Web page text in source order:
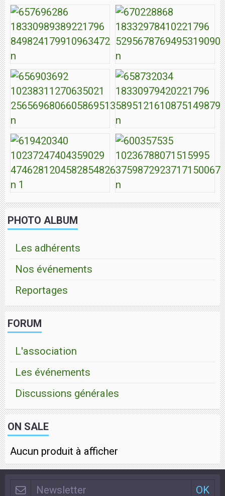
PHOTO ALBUM
Les adhérents
Nos événements
Reportages
FORUM
L'association
Les événements
Discussions générales
ON SALE
Aucun produit à afficher